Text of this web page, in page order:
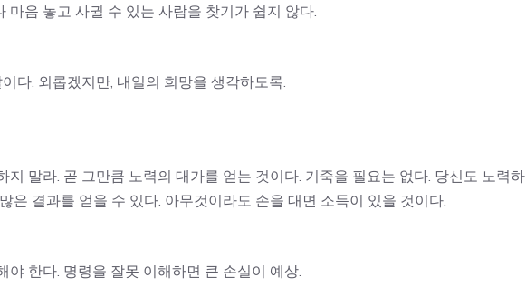
마음 놓고 사귈 수 있는 사람을 찾기가 쉽지 않다.
다. 외롭겠지만, 내일의 희망을 생각하도록.
지 말라. 곧 그만큼 노력의 대가를 얻는 것이다. 기죽을 필요는 없다. 당신도 노력하
은 결과를 얻을 수 있다. 아무것이라도 손을 대면 소득이 있을 것이다.
야 한다. 명령을 잘못 이해하면 큰 손실이 예상.